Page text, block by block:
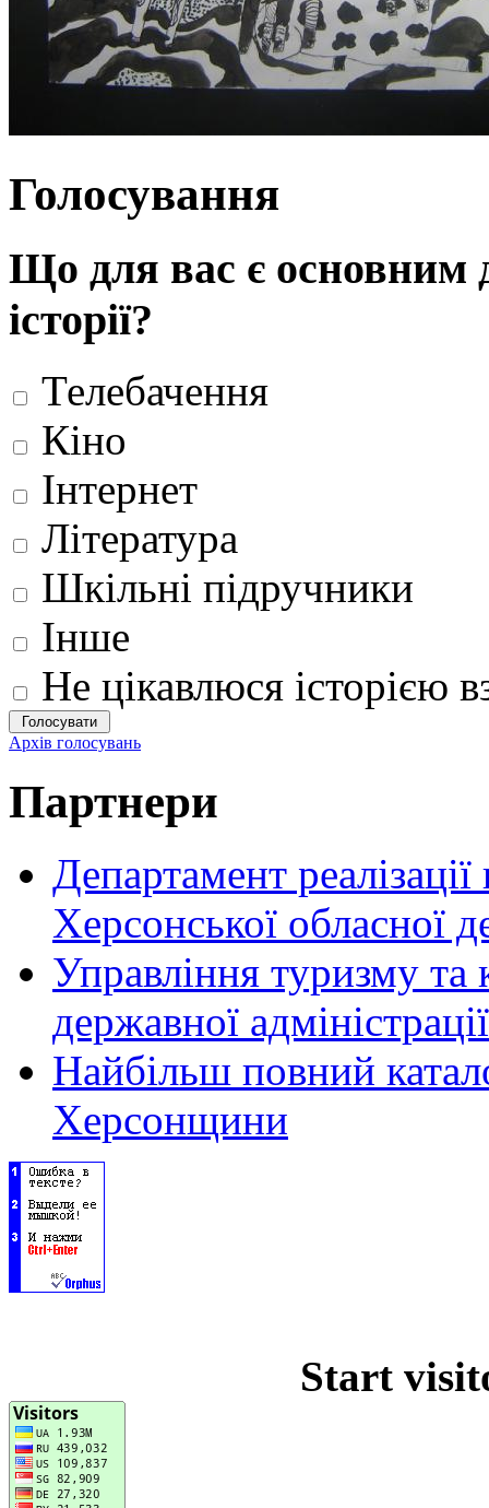
Голосування
Що для вас є основним
історії?
Телебачення
Кіно
Інтернет
Література
Шкільні підручники
Інше
Не цікавлюся історією
Архів голосувань
Партнери
Департамент
Херсонської обласної
Управління туризму та
державної адміністрації
Найбільш повний
Херсонщини
Start